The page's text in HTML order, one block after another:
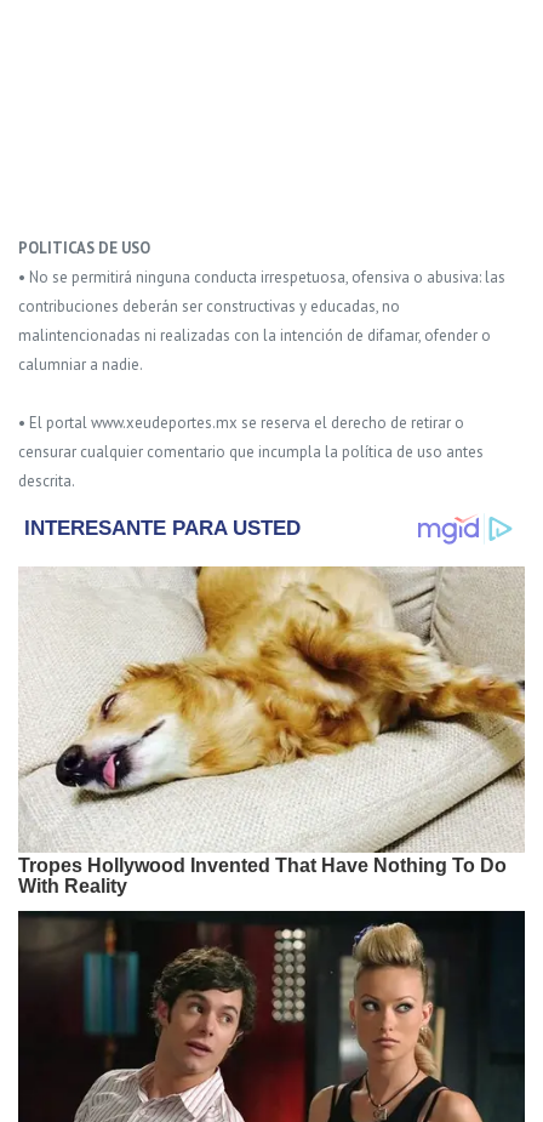
POLITICAS DE USO
• No se permitirá ninguna conducta irrespetuosa, ofensiva o abusiva: las
contribuciones deberán ser constructivas y educadas, no
malintencionadas ni realizadas con la intención de difamar, ofender o
calumniar a nadie.
• El portal www.xeudeportes.mx se reserva el derecho de retirar o
censurar cualquier comentario que incumpla la política de uso antes
descrita.